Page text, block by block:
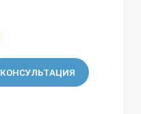
КОНСУЛЬТАЦИЯ